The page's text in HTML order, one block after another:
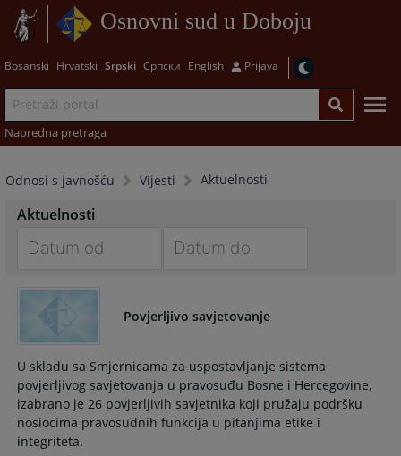
Osnovni sud u Doboju
Bosanski Hrvatski Srpski Српски English Prijava
Napredna pretraga
Odnosi s javnošću Vijesti Aktuelnosti
Aktuelnosti
forward
interact
the
calendar
and
select
to
the
calendar
and
select
Povjerljivo savjetovanje
U skladu sa Smjernicama za uspostavljanje sistema
povjerljivog savjetovanja u pravosuđu Bosne i Hercegovine,
izabrano je 26 povjerljivih savjetnika koji pružaju podršku
nosiocima pravosudnih funkcija u pitanjima etike i
integriteta.